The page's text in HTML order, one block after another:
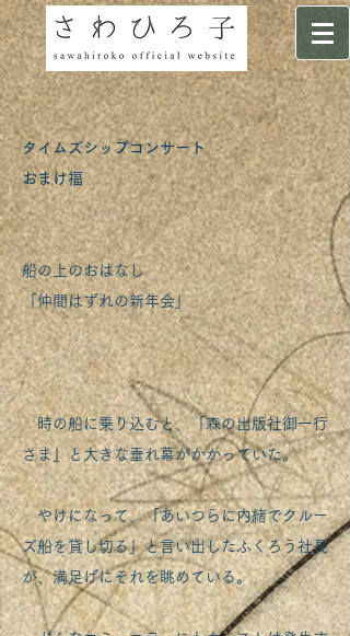
タイムズシップコンサート
おまけ福
船の上のおはなし
「仲間はずれの新年会」
時の船に乗り込むと、「森の出版社御一行
さま」と大きな垂れ幕がかかっていた。
やけになって、「あいつらに内緒でクルー
ズ船を貸し切る」と言い出したふくろう社長
が、満足げにそれを眺めている。